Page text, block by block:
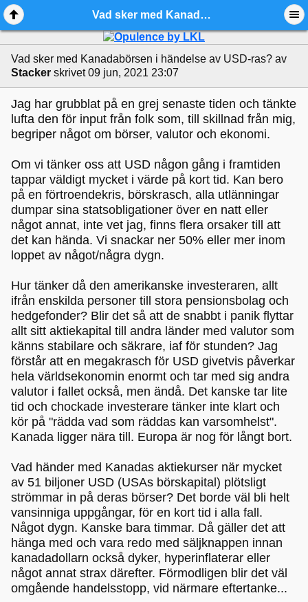
Vad sker med Kanadabörsen i händelse av USD-ras? - Ädelmetallforum
Vad sker med Kanadabörsen i händelse av USD-ras? av
Stacker skrivet 09 jun, 2021 23:07
Jag har grubblat på en grej senaste tiden och tänkte
lufta den för input från folk som, till skillnad från mig,
begriper något om börser, valutor och ekonomi.
Om vi tänker oss att USD någon gång i framtiden
tappar väldigt mycket i värde på kort tid. Kan bero
på en förtroendekris, börskrasch, alla utlänningar
dumpar sina statsobligationer över en natt eller
något annat, inte vet jag, finns flera orsaker till att
det kan hända. Vi snackar ner 50% eller mer inom
loppet av något/några dygn.
Hur tänker då den amerikanske investeraren, allt
ifrån enskilda personer till stora pensionsbolag och
hedgefonder? Blir det så att de snabbt i panik flyttar
allt sitt aktiekapital till andra länder med valutor som
känns stabilare och säkrare, iaf för stunden? Jag
förstår att en megakrasch för USD givetvis påverkar
hela världsekonomin enormt och tar med sig andra
valutor i fallet också, men ändå. Det kanske tar lite
tid och chockade investerare tänker inte klart och
kör på "rädda vad som räddas kan varsomhelst".
Kanada ligger nära till. Europa är nog för långt bort.
Vad händer med Kanadas aktiekurser när mycket
av 51 biljoner USD (USAs börskapital) plötsligt
strömmar in på deras börser? Det borde väl bli helt
vansinniga uppgångar, för en kort tid i alla fall.
Något dygn. Kanske bara timmar. Då gäller det att
hänga med och vara redo med säljknappen innan
kanadadollarn också dyker, hyperinflaterar eller
något annat strax därefter. Förmodligen blir det väl
omgående handelsstopp, vid närmare eftertanke...